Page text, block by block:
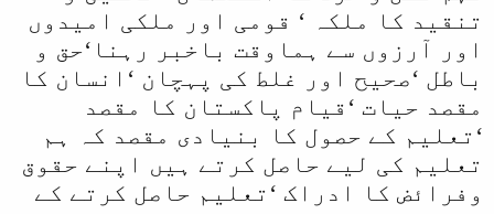
تنقید کا ملکہ ‘ قومی اور ملکی امیدوں
اور آرزوں سے ہماوقت باخبر رہنا‘حق و
باطل ‘صحیح اور غلط کی پہچان ‘انسان کا
مقصد حیات ‘قیام پاکستان کا مقصد
‘تعلیم کے حصول کا بنیادی مقصد کہ ہم
تعلیم کی لیے حاصل کرتے ہیں اپنے حقوق
وفرائض کا ادراک ‘تعلیم حاصل کرتے کے